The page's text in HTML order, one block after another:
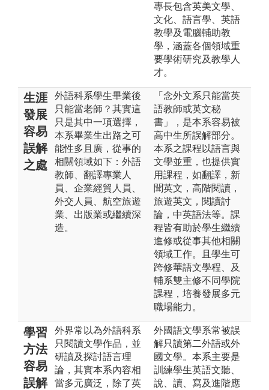
專長包含英美文學、
文化、語言學、英語
教學及電腦輔助教
學，涵蓋各個領域重
要學術研究及教學人
才。
生涯
發展
容易
誤解
之處
外語科系學生畢業後
只能當老師？其實這
只是其中一項選擇，
本系畢業生出路之可
能性多且廣，從事的
相關領域如下：外語
教師、翻譯專業人
員、企業經貿人員、
外交人員、航空旅遊
業、出版業或繼續深
造。
「念外文系只能當英
語教師或英文秘
書」，是本系容易被
高中生所誤解部分。
本系之課程以語言與
文學並重，也提供實
用課程，如翻譯，新
聞英文，高階閱讀，
旅遊英文，閱讀討
論，中英語法等。課
程皆有助於學生繼續
進修或從事其他相關
領域工作。且學生可
跨修華語文學程、及
輔系雙主修不同學院
課程，培養發展多元
職場能力。
學習
方法
容易
誤解
外界常以為外語科系
只閱讀文學作品，並
研讀及探討語言理
論，其實本系內容相
當多元廣泛，除了英
外國語文學系常被誤
解只讀第二外語或外
國文學。本系主要是
訓練學生英語文聽、
說、讀、寫及進階應